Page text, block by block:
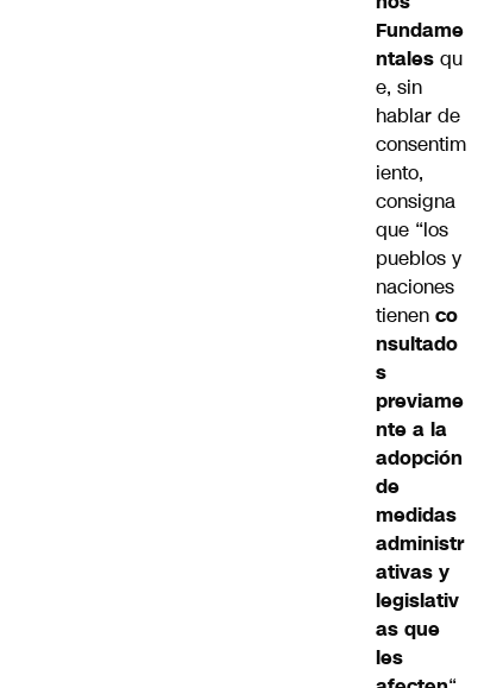
Fundame
ntales qu
e, sin
hablar de
consentim
iento,
consigna
que “los
pueblos y
naciones
tienen co
nsultado
s
previame
nte a la
adopción
de
medidas
administr
ativas y
legislativ
as que
les